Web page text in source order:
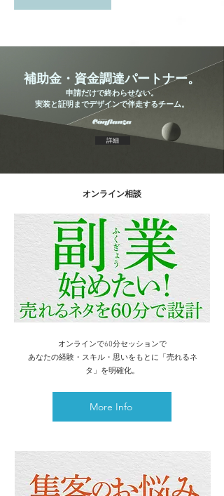
補助金・資金調達パートナー。
申請だけで終わらせない。
実装と証明までデザインで伴走するチーム。
詳細
​オンライン相談
オンラインで60分セッションで
あなたの経験・スキル・思いをもとに「売れるネ
タ」を明確化。
More Info